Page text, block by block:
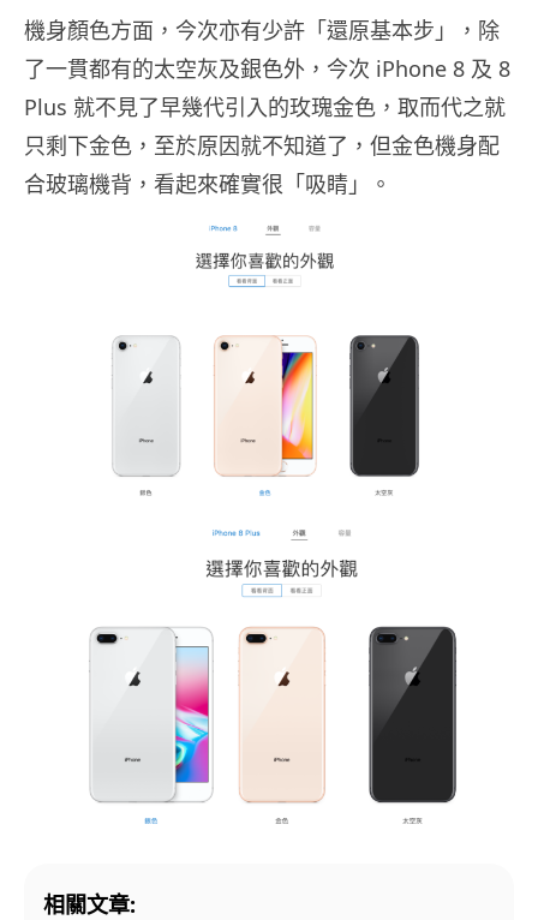
機身顏色方面，今次亦有少許「還原基本步」，除
了一貫都有的太空灰及銀色外，今次 iPhone 8 及 8
Plus 就不見了早幾代引入的玫瑰金色，取而代之就
只剩下金色，至於原因就不知道了，但金色機身配
合玻璃機背，看起來確實很「吸睛」。
相關文章: